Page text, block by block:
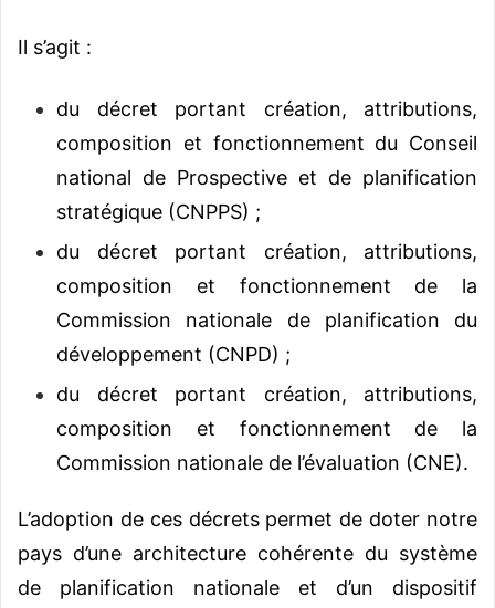
Il s’agit :
du décret portant création, attributions,
composition et fonctionnement du Conseil
national de Prospective et de planification
stratégique (CNPPS) ;
du décret portant création, attributions,
composition et fonctionnement de la
Commission nationale de planification du
développement (CNPD) ;
du décret portant création, attributions,
composition et fonctionnement de la
Commission nationale de l’évaluation (CNE).
L’adoption de ces décrets permet de doter notre
pays d’une architecture cohérente du système
de planification nationale et d’un dispositif